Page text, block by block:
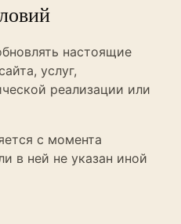
настоящие
услуг,
реализации или
с момента
в ней не указан иной